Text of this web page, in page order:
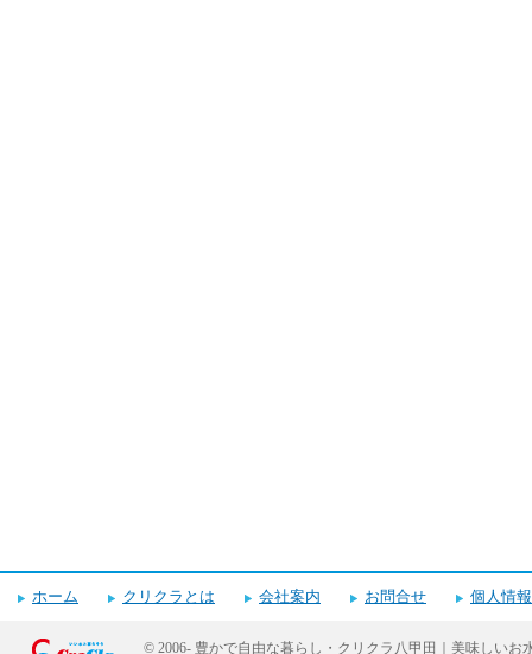
ホーム クリクラとは 会社案内 お問合せ 個人情
© 2006- 豊かで自由な暮らし・クリクラ八甲田｜美味しいお